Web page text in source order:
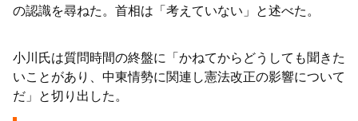
の認識を尋ねた。首相は「考えていない」と述べた。
小川氏は質問時間の終盤に「かねてからどうしても聞きた
いことがあり、中東情勢に関連し憲法改正の影響について
だ」と切り出した。